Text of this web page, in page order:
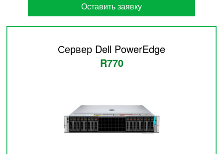
Оставить заявку
Сервер Dell PowerEdge
R770